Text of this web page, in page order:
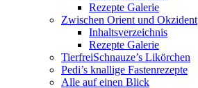
Rezepte Galerie
Zwischen Orient und Okzident
Inhaltsverzeichnis
Rezepte Galerie
TierfreiSchnauze’s Likörchen
Pedi’s knallige Fastenrezepte
Alle auf einen Blick